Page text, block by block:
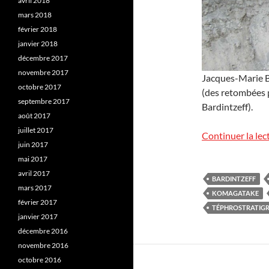
Jacques-Marie
(des retombées
Bardintzeff).
Continuer la
BARDINTZEFF
KOMAGATAKE
mars 2018
février 2018
janvier 2018
décembre 2017
novembre 2017
octobre 2017
septembre 2017
août 2017
juillet 2017
juin 2017
mai 2017
avril 2017
mars 2017
février 2017
janvier 2017
décembre 2016
novembre 2016
octobre 2016